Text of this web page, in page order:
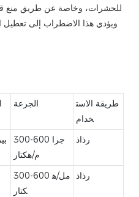
للحشرات، وخاصة عن طريق منع
ويؤدي هذا الاضطراب إلى تعطيل
الجرعة
طريقة الاست
خدام
300-600 جرا
م/هكتار
رذاذ
300-600 مل/ه
كتار
رذاذ